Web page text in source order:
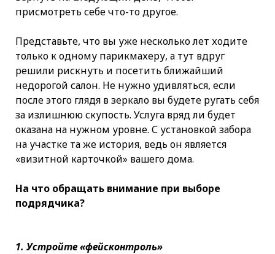
присмотреть себе что-то другое.
Представьте, что вы уже несколько лет ходите
только к одному парикмахеру, а тут вдруг
решили рискнуть и посетить ближайший
недорогой салон. Не нужно удивляться, если
после этого глядя в зеркало вы будете ругать себя
за излишнюю скупость. Услуга вряд ли будет
оказана на нужном уровне. С установкой забора
на участке та же история, ведь он является
«визитной карточкой» вашего дома.
На что обращать внимание при выборе
подрядчика?
1. Устройте «фейсконтроль»